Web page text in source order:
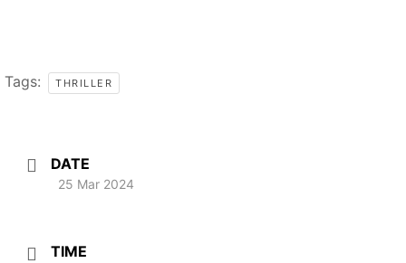
Tags: THRILLER
DATE
25 Mar 2024
TIME